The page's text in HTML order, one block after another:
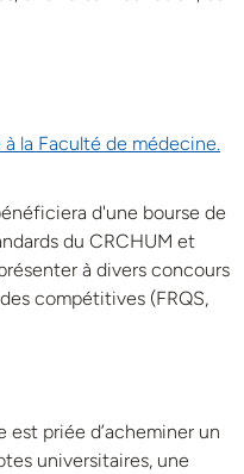
la Faculté de médecine.
d'une bourse de
du CRCHUM et
à divers concours
compétitives (FRQS,
est priée d’acheminer un
universitaires, une